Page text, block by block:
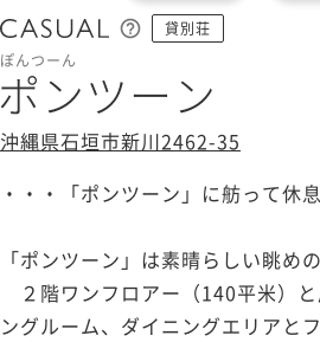
貸別荘
ぽんつーん
ポンツーン
沖縄県石垣市新川2462-35
・・・「ポンツーン」に舫って休
「ポンツーン」は素晴らしい眺
２階ワンフロアー（140平米）
ングルーム、ダイニングエリアと